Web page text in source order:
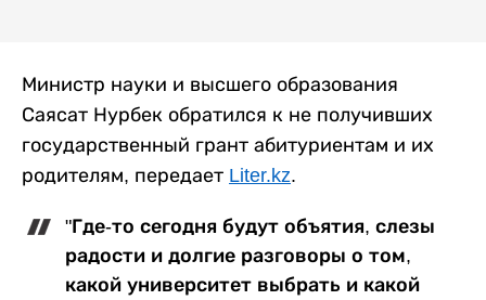
Министр науки и высшего образования
Саясат Нурбек обратился к не получивших
государственный грант абитуриентам и их
родителям, передает Liter.kz.
"Где-то сегодня будут объятия, слезы
радости и долгие разговоры о том,
какой университет выбрать и какой